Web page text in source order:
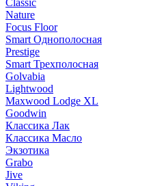
Classic
Nature
Focus Floor
Smart Однополосная
Prestige
Smart Трехполосная
Golvabia
Lightwood
Maxwood Lodge XL
Goodwin
Классика Лак
Классика Масло
Экзотика
Grabo
Jive